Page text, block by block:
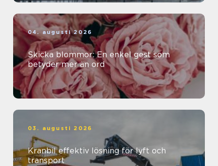
04. augusti 2026
Skicka blommor: En enkel gest som
betyder mer än ord
03. augusti 2026
Kranbil effektiv lösning för lyft och
transport